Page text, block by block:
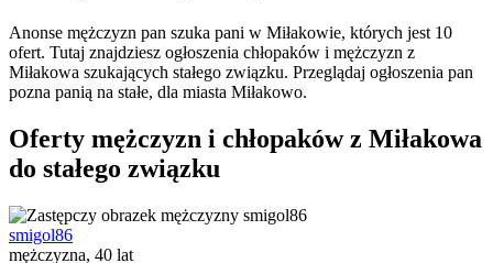
Anonse mężczyzn pan szuka pani w Miłakowie, których jest 10
ofert. Tutaj znajdziesz ogłoszenia chłopaków i mężczyzn z
Miłakowa szukających stałego związku. Przeglądaj ogłoszenia pan
pozna panią na stałe, dla miasta Miłakowo.
Oferty mężczyzn i chłopaków z Miłakowa
do stałego związku
smigol86
mężczyzna, 40 lat